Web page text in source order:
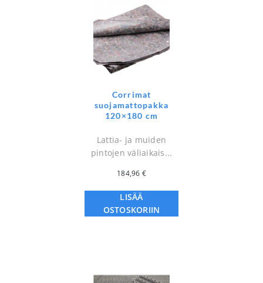
Corrimat
suojamattopakka
120×180 cm
Lattia- ja muiden
pintojen väliaikais...
184,96 €
LISÄÄ
OSTOSKORIIN